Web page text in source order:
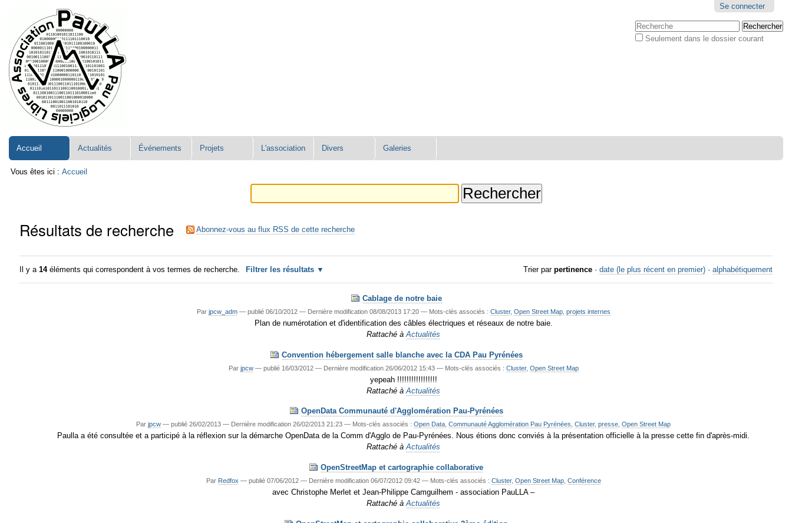
contenu.
Aller
à
la
navigation
personnels
Se connecter
Chercher par
Seulement dans le dossier courant
Accueil Actualités Événements Projets L'association Divers Galeries
Vous êtes ici : Accueil
Résultats de recherche Abonnez-vous au flux RSS de cette recherche
Il y a14éléments qui correspondent à vos termes de recherche. Filtrer les résultats Trier par pertinence · date (le plus récent en premier) · alphabétiquement
Cablage de notre baie
Par jpcw_adm — publié06/10/2012 — Dernière modification08/08/2013 17:20 — Mots-clés associés : Cluster, Open Street Map, projets internes
Plan de numérotation et d'identification des câbles électriques et réseaux de notre baie.
Rattaché à Actualités
Convention hébergement salle blanche avec la CDA Pau Pyrénées
Par jpcw — publié16/03/2012 — Dernière modification26/06/2012 15:43 — Mots-clés associés : Cluster, Open Street Map
yepeah !!!!!!!!!!!!!!!!!
Rattaché à Actualités
OpenData Communauté d'Agglomération Pau-Pyrénées
Parjpcw —publié 26/02/2013— Dernière modification 26/02/2013 21:23— Mots-clés associés :Open Data ,Communauté Agglomération Pau Pyrénées ,Cluster,presse ,Open Street Map
Paulla a été consultée et a participé à la réflexion sur la démarche OpenData de la Comm d'Agglo de Pau-Pyrénées. Nous étions donc conviés à la présentation officielle à la presse cette fin d'après-midi.
Rattaché à Actualités
OpenStreetMap et cartographie collaborative
Par Redfox — publié07/06/2012 — Dernière modification06/07/2012 09:42 — Mots-clés associés : Cluster, Open Street Map, Conférence
avec Christophe Merlet et Jean-Philippe Camguilhem - association PauLLA –
Rattaché à Actualités